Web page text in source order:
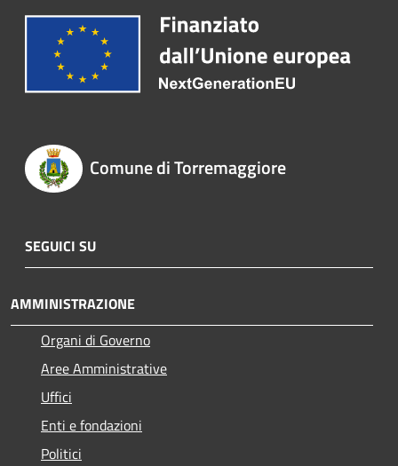
Comune di Torremaggiore
SEGUICI SU
AMMINISTRAZIONE
Organi di Governo
Aree Amministrative
Uffici
Enti e fondazioni
Politici